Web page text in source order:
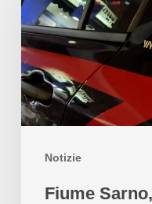
Notizie
Fiume